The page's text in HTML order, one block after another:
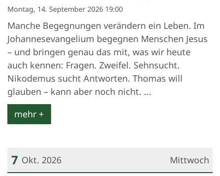
Montag, 14. September 2026 19:00
Manche Begegnungen verändern ein Leben. Im
Johannesevangelium begegnen Menschen Jesus
– und bringen genau das mit, was wir heute
auch kennen: Fragen. Zweifel. Sehnsucht.
Nikodemus sucht Antworten. Thomas will
glauben – kann aber noch nicht. ...
mehr +
Mittwoch
7 Okt. 2026